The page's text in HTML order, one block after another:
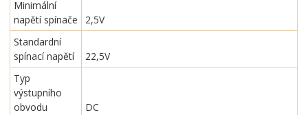
Minimální
napětí spínače
2,5V
Standardní
spínací napětí
22,5V
Typ
výstupního
obvodu
DC